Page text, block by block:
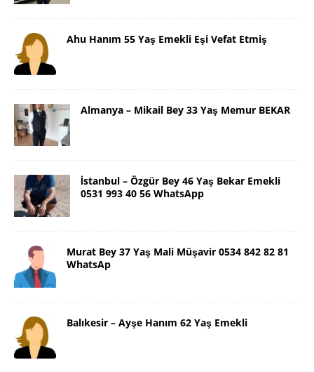
Ahu Hanım 55 Yaş Emekli Eşi Vefat Etmiş
Almanya – Mikail Bey 33 Yaş Memur BEKAR
İstanbul – Özgür Bey 46 Yaş Bekar Emekli
0531 993 40 56 WhatsApp
Murat Bey 37 Yaş Mali Müşavir 0534 842 82 81
WhatsAp
Balıkesir – Ayşe Hanım 62 Yaş Emekli